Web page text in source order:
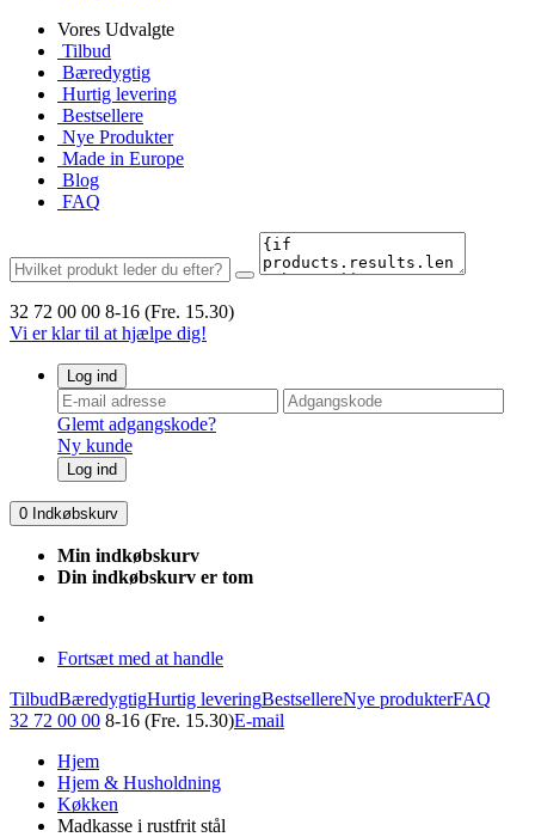
Vores Udvalgte
Tilbud
Bæredygtig
Hurtig levering
Bestsellere
Nye Produkter
Made in Europe
Blog
FAQ
32 72 00 00 8-16 (Fre. 15.30)
Vi er klar til at hjælpe dig!
Log ind
Glemt adgangskode?
Ny kunde
Log ind
0 Indkøbskurv
Min indkøbskurv
Din indkøbskurv er tom
Fortsæt med at handle
TilbudBæredygtigHurtig leveringBestsellereNye produkterFAQ
32 72 00 00 8-16 (Fre. 15.30)E-mail
Hjem
Hjem & Husholdning
Køkken
Madkasse i rustfrit stål